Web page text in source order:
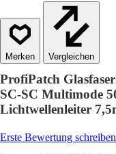
Vergleichen
ProfiPatch
SC-SC Multimode
Lichtwellenleiter
Erste Bewertung schreiben